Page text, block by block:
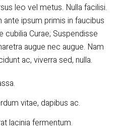
leo vel metus. Nulla facilisi.
ipsum primis in faucibus
Curae; Suspendisse
augue nec augue. Nam
ac, viverra sed, nulla.
vitae, dapibus ac.
lacinia fermentum.